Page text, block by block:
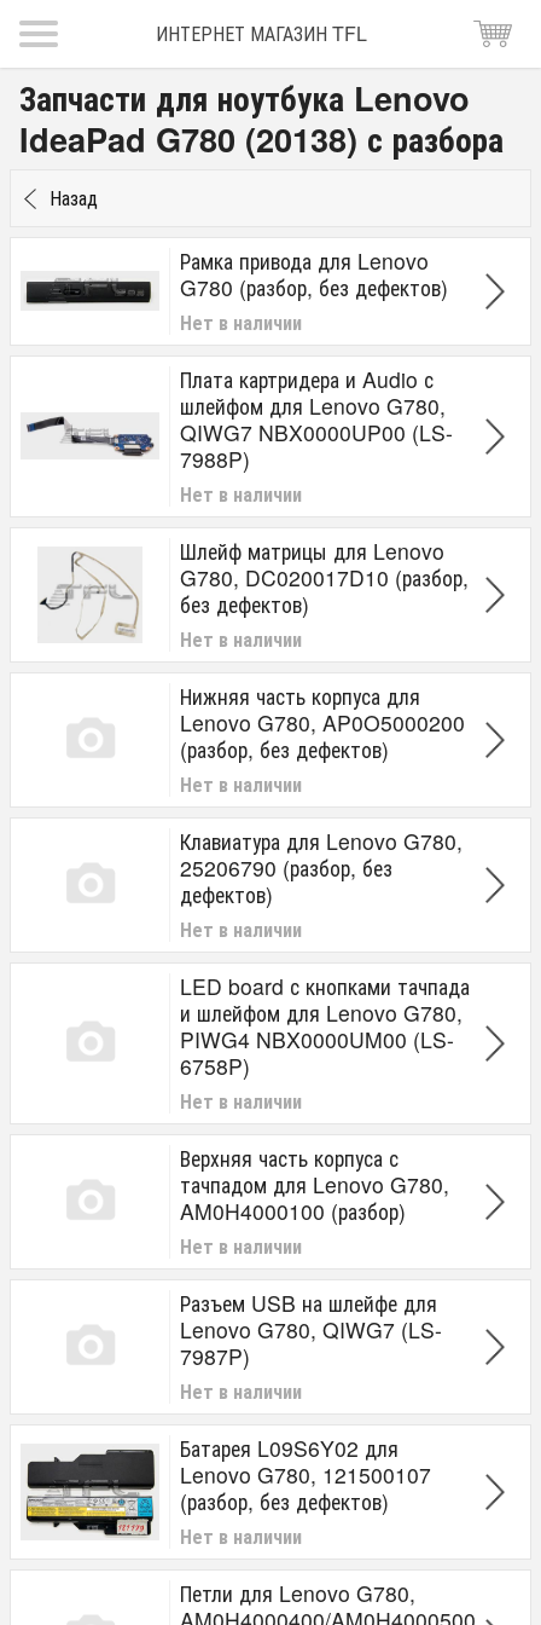
ИНТЕРНЕТ МАГАЗИН TFL
Запчасти для ноутбука Lenovo
IdeaPad G780 (20138) с разбора
Назад
Рамка привода для Lenovo
G780 (разбор, без дефектов)
Нет в наличии
Плата картридера и Audio с
шлейфом для Lenovo G780,
QIWG7 NBX0000UP00 (LS-
7988P)
Нет в наличии
Шлейф матрицы для Lenovo
G780, DC020017D10 (разбор,
без дефектов)
Нет в наличии
Нижняя часть корпуса для
Lenovo G780, AP0O5000200
(разбор, без дефектов)
Нет в наличии
Клавиатура для Lenovo G780,
25206790 (разбор, без
дефектов)
Нет в наличии
LED board с кнопками тачпада
и шлейфом для Lenovo G780,
PIWG4 NBX0000UM00 (LS-
6758P)
Нет в наличии
Верхняя часть корпуса с
тачпадом для Lenovo G780,
AM0H4000100 (разбор)
Нет в наличии
Разъем USB на шлейфе для
Lenovo G780, QIWG7 (LS-
7987P)
Нет в наличии
Батарея L09S6Y02 для
Lenovo G780, 121500107
(разбор, без дефектов)
Нет в наличии
Петли для Lenovo G780,